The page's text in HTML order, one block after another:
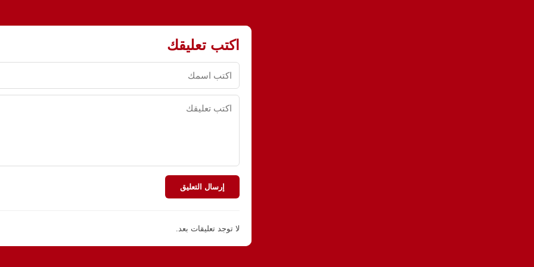
اكتب تعليقك
إرسال التعليق
لا توجد تعليقات بعد.